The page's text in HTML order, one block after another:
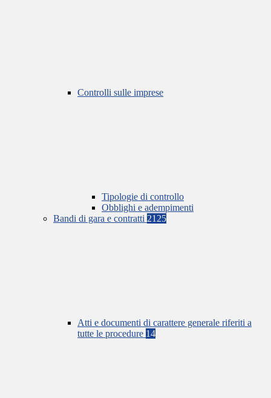
Controlli sulle imprese
Tipologie di controllo
Obblighi e adempimenti
Bandi di gara e contratti 2125
Atti e documenti di carattere generale riferiti a
tutte le procedure 14